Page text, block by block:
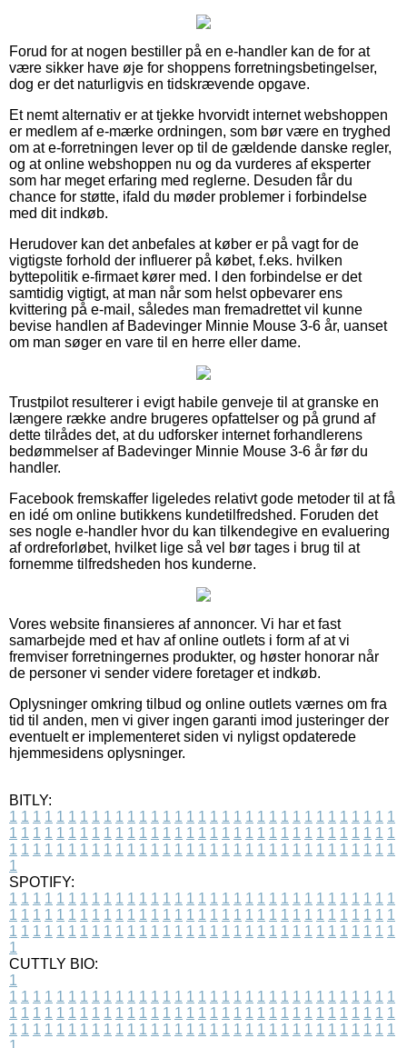
Forud for at nogen bestiller på en e-handler kan de for at
være sikker have øje for shoppens forretningsbetingelser,
dog er det naturligvis en tidskrævende opgave.
Et nemt alternativ er at tjekke hvorvidt internet webshoppen
er medlem af e-mærke ordningen, som bør være en tryghed
om at e-forretningen lever op til de gældende danske regler,
og at online webshoppen nu og da vurderes af eksperter
som har meget erfaring med reglerne. Desuden får du
chance for støtte, ifald du møder problemer i forbindelse
med dit indkøb.
Herudover kan det anbefales at køber er på vagt for de
vigtigste forhold der influerer på købet, f.eks. hvilken
byttepolitik e-firmaet kører med. I den forbindelse er det
samtidig vigtigt, at man når som helst opbevarer ens
kvittering på e-mail, således man fremadrettet vil kunne
bevise handlen af Badevinger Minnie Mouse 3-6 år, uanset
om man søger en vare til en herre eller dame.
Trustpilot resulterer i evigt habile genveje til at granske en
længere række andre brugeres opfattelser og på grund af
dette tilrådes det, at du udforsker internet forhandlerens
bedømmelser af Badevinger Minnie Mouse 3-6 år før du
handler.
Facebook fremskaffer ligeledes relativt gode metoder til at få
en idé om online butikkens kundetilfredshed. Foruden det
ses nogle e-handler hvor du kan tilkendegive en evaluering
af ordreforløbet, hvilket lige så vel bør tages i brug til at
fornemme tilfredsheden hos kunderne.
Vores website finansieres af annoncer. Vi har et fast
samarbejde med et hav af online outlets i form af at vi
fremviser forretningernes produkter, og høster honorar når
de personer vi sender videre foretager et indkøb.
Oplysninger omkring tilbud og online outlets værnes om fra
tid til anden, men vi giver ingen garanti imod justeringer der
eventuelt er implementeret siden vi nyligst opdaterede
hjemmesidens oplysninger.
BITLY:
1 1 1 1 1 1 1 1 1 1 1 1 1 1 1 1 1 1 1 1 1 1 1 1 1 1 1 1 1 1 1 1 1
1 1 1 1 1 1 1 1 1 1 1 1 1 1 1 1 1 1 1 1 1 1 1 1 1 1 1 1 1 1 1 1 1
1 1 1 1 1 1 1 1 1 1 1 1 1 1 1 1 1 1 1 1 1 1 1 1 1 1 1 1 1 1 1 1 1
1
SPOTIFY:
1 1 1 1 1 1 1 1 1 1 1 1 1 1 1 1 1 1 1 1 1 1 1 1 1 1 1 1 1 1 1 1 1
1 1 1 1 1 1 1 1 1 1 1 1 1 1 1 1 1 1 1 1 1 1 1 1 1 1 1 1 1 1 1 1 1
1 1 1 1 1 1 1 1 1 1 1 1 1 1 1 1 1 1 1 1 1 1 1 1 1 1 1 1 1 1 1 1 1
1
CUTTLY BIO:
1
1 1 1 1 1 1 1 1 1 1 1 1 1 1 1 1 1 1 1 1 1 1 1 1 1 1 1 1 1 1 1 1 1
1 1 1 1 1 1 1 1 1 1 1 1 1 1 1 1 1 1 1 1 1 1 1 1 1 1 1 1 1 1 1 1 1
1 1 1 1 1 1 1 1 1 1 1 1 1 1 1 1 1 1 1 1 1 1 1 1 1 1 1 1 1 1 1 1 1